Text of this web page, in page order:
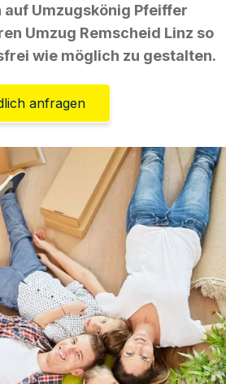
auf Umzugskönig Pfeiffer
Umzug Remscheid Linz so
wie möglich zu gestalten.
anfragen